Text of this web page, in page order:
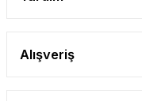
Alışveriş